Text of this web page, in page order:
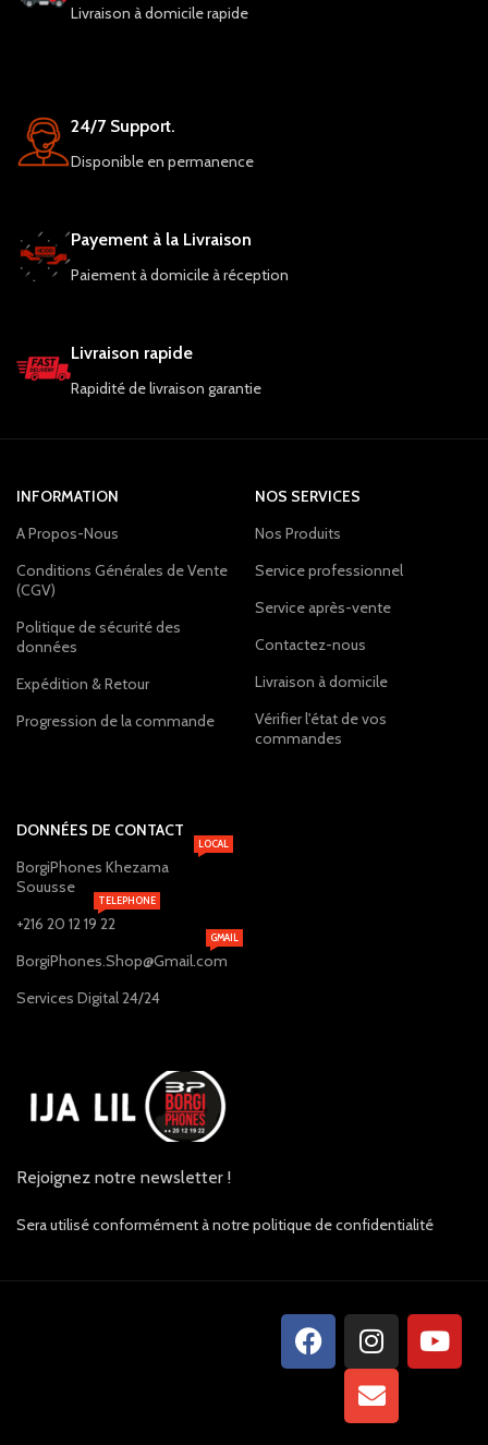
Livraison à domicile rapide
24/7 Support.
Disponible en permanence
Payement à la Livraison
Paiement à domicile à réception
Livraison rapide
Rapidité de livraison garantie
INFORMATION
A Propos-Nous
Conditions Générales de Vente
(CGV)
Politique de sécurité des
données
Expédition & Retour
Progression de la commande
NOS SERVICES
Nos Produits
Service professionnel
Service après-vente
Contactez-nous
Livraison à domicile
Vérifier l'état de vos
commandes
DONNÉES DE CONTACT
BorgiPhones Khezama
Souusse
LOCAL
+216 20 12 19 22
TELEPHONE
BorgiPhones.Shop@Gmail.com
GMAIL
Services Digital 24/24
Rejoignez notre newsletter !
Sera utilisé conformément à notre politique de confidentialité